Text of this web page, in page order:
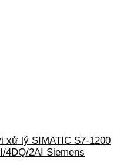
xử lý SIMATIC S7-1200
4DQ/2AI Siemens